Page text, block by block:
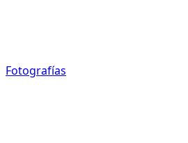
Fotografías